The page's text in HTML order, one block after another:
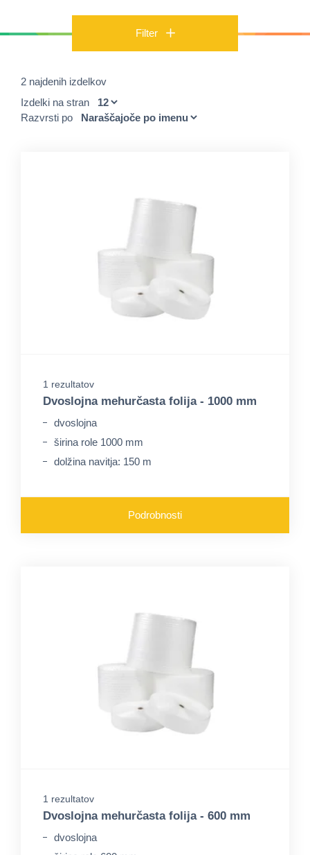
Filter
2 najdenih izdelkov
Izdelki na stran
Razvrsti po
1 rezultatov
Dvoslojna mehurčasta folija - 1000 mm
dvoslojna
širina role 1000 mm
dolžina navitja: 150 m
Podrobnosti
1 rezultatov
Dvoslojna mehurčasta folija - 600 mm
dvoslojna